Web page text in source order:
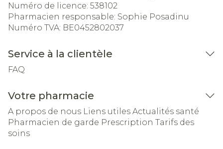
Numéro de licence: 538102
Pharmacien responsable: Sophie Posadinu
Numéro TVA: BE0452802037
Service à la clientèle
FAQ
Votre pharmacie
A propos de nous Liens utiles Actualités santé
Pharmacien de garde Prescription Tarifs des
soins